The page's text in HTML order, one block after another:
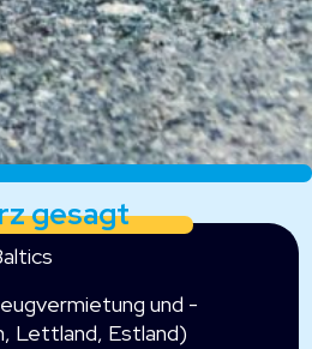
gesagt
und -
Lettland, Estland)